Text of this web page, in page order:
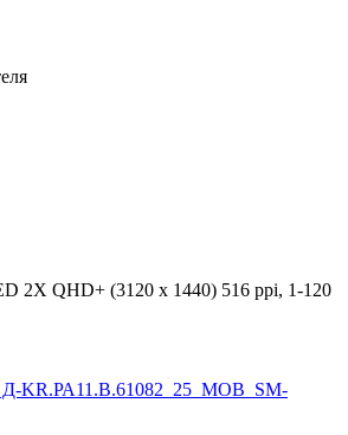
2X QHD+ (3120 x 1440) 516 ppi, 1-120
KR.РА11.В.61082_25_MOB_SM-